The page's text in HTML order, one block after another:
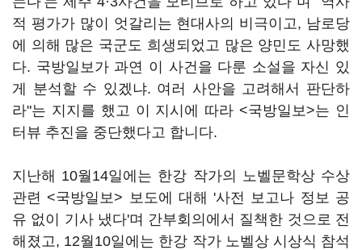
적 평가가 많이 엇갈리는 현대사의 비극이고, 남로당
에 의해 많은 국군도 희생되었고 많은 양민도 사망했
다. 국방일보가 과연 이 사건을 다룬 소설을 자신 있
게 분석할 수 있겠냐. 여러 사안을 고려해서 판단하
라"는 지지를 했고 이 지시에 따라 <국방일보>는 인
터뷰 추진을 중단했다고 합니다.
지난해 10월14일에는 한강 작가의 노벨문학상 수상
관련 <국방일보> 보도에 대해 '사전 보고나 정보 공
유 없이 기사 냈다'며 간부회의에서 질책한 것으로 전
해졌고, 12월10일에는 한강 작가 노벨상 시상식 참석